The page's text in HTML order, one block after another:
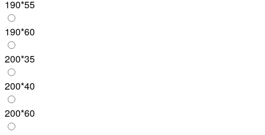
190*55
190*60
200*35
200*40
200*60